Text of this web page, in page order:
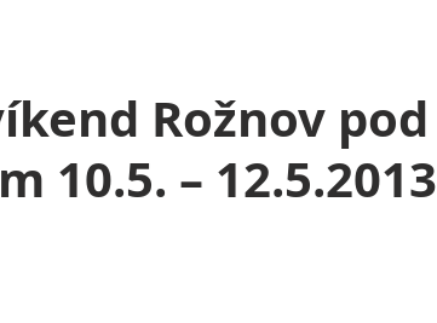
Rožnov pod
10.5. – 12.5.2013